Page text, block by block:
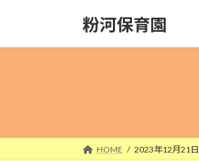
粉河保育園
HOME 2023年12月21日